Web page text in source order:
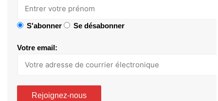
S'abonner Se désabonner
Votre email: